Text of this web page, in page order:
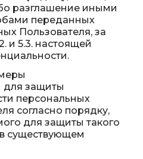
разглашение иными
переданных
Пользователя, за
и 5.3. настоящей
для защиты
персональных
согласно порядку,
для защиты такого
существующем